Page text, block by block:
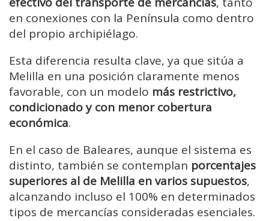
en conexiones con la Península como dentro
del propio archipiélago.
Esta diferencia resulta clave, ya que sitúa a
Melilla en una posición claramente menos
favorable, con un modelo más restrictivo,
condicionado y con menor cobertura
económica.
En el caso de Baleares, aunque el sistema es
distinto, también se contemplan porcentajes
superiores al de Melilla en varios supuestos,
alcanzando incluso el 100% en determinados
tipos de mercancías consideradas esenciales.